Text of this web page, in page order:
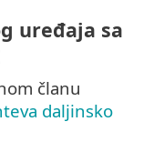
uređaja sa
članu
daljinsko